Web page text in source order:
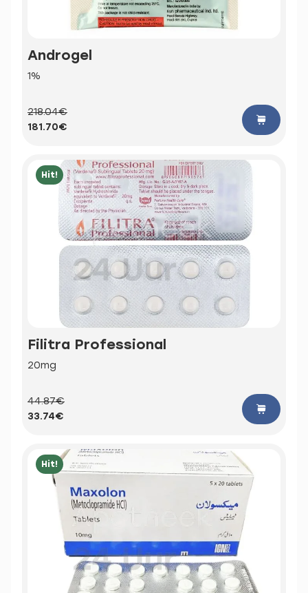
Androgel
1%
218.04€
181.70€
Hit!
Filitra Professional
20mg
44.87€
33.74€
Hit!